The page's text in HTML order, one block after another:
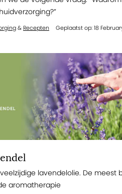
&Recepten Geplaatst op: 18
lavendelolie. De meest
aromatherapie